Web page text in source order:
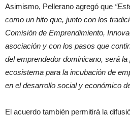
Asimismo, Pellerano agregó que
como un hito que, junto con los
Comisión de Emprendimiento,
asociación y con los pasos que
del emprendedor dominicano, será
ecosistema para la incubación de
en el desarrollo social y económico
El acuerdo también permitirá la